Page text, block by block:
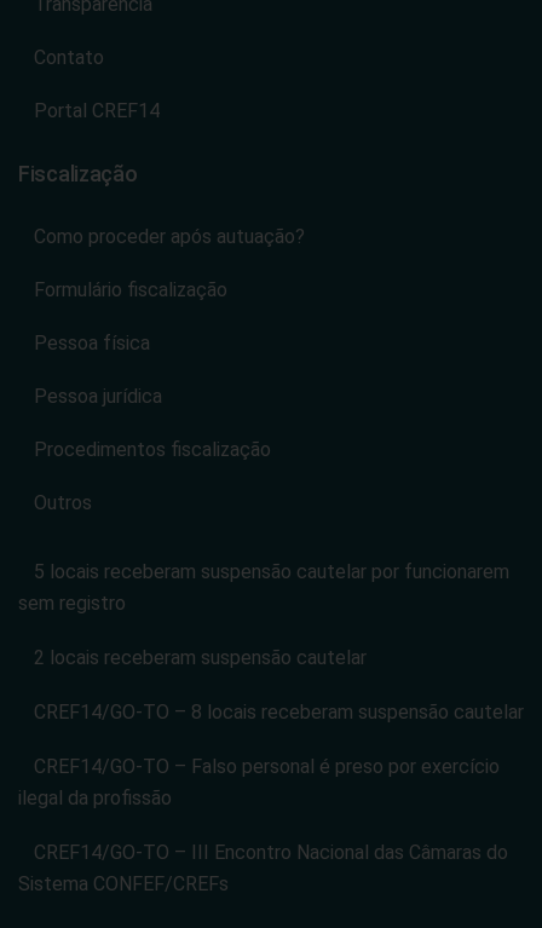
Transparência
Contato
Portal CREF14
Fiscalização
Como proceder após autuação?
Formulário fiscalização
Pessoa física
Pessoa jurídica
Procedimentos fiscalização
Outros
5 locais receberam suspensão cautelar por funcionarem
sem registro
2 locais receberam suspensão cautelar
CREF14/GO-TO – 8 locais receberam suspensão cautelar
CREF14/GO-TO – Falso personal é preso por exercício
ilegal da profissão
CREF14/GO-TO – III Encontro Nacional das Câmaras do
Sistema CONFEF/CREFs